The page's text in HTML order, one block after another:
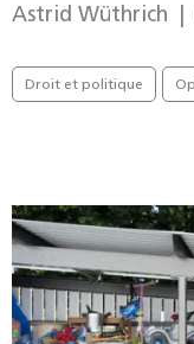
Astrid Wüthrich |
Droit et politique